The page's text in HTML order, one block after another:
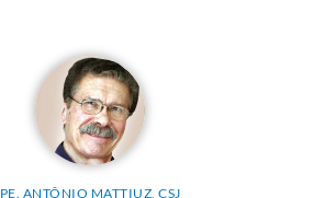
PE. ANTÔNIO MATTIUZ, CSJ